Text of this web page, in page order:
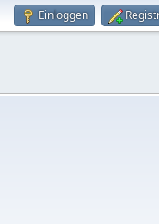
Einloggen